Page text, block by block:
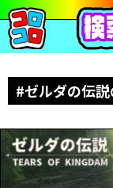
#ゼルダの伝